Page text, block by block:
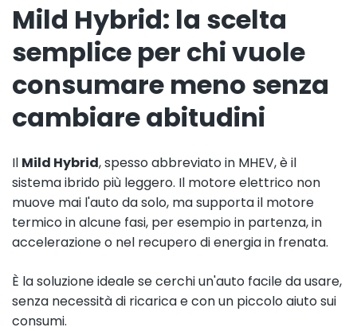
Mild Hybrid: la scelta
semplice per chi vuole
consumare meno senza
cambiare abitudini
Il Mild Hybrid, spesso abbreviato in MHEV, è il
sistema ibrido più leggero. Il motore elettrico non
muove mai l'auto da solo, ma supporta il motore
termico in alcune fasi, per esempio in partenza, in
accelerazione o nel recupero di energia in frenata.
È la soluzione ideale se cerchi un'auto facile da usare,
senza necessità di ricarica e con un piccolo aiuto sui
consumi.